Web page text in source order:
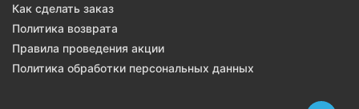
Как сделать заказ
Политика возврата
Правила проведения акции
Политика обработки персональных данных